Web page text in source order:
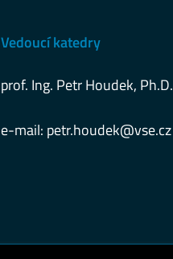
Vedoucí katedry
prof. Ing. Petr Houdek, Ph.D.
e-mail: petr.houdek@vse.cz